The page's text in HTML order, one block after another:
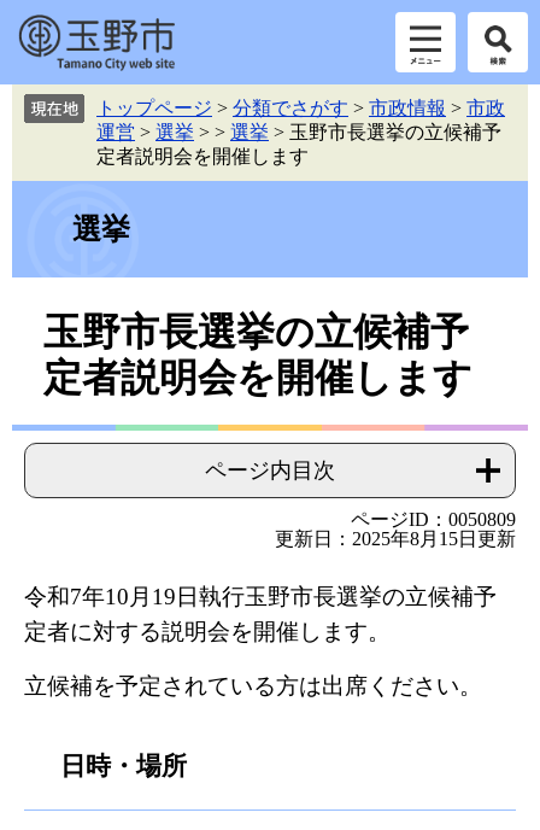
す。
し
トップページ > 分類でさがす > 市政情報 > 市政
運営 > 選挙 > > 選挙 > 玉野市長選挙の立候補予
定者説明会を開催します
選挙
玉野市長選挙の立候補予
定者説明会を開催します
ページ内目次
ページID：0050809
更新日：2025年8月15日更新
令和7年10月19日執行玉野市長選挙の立候補予
定者に対する説明会を開催します。
立候補を予定されている方は出席ください。
日時・場所